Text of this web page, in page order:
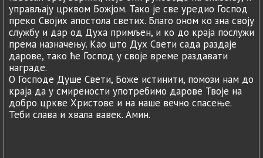
управљају црквом Божјом. Тако је све уредио Господ
преко Својих апостола светих. Благо оном ко зна своју
службу и дар од Духа примљен, и ко до краја послужи
према назначењу. Као што Дух Свети сада раздаје
дарове, тако ће Господ у своје време раздавати
награде.
О Господе Душе Свети, Боже истинити, помози нам до
краја да у смирености употребимо дарове Твоје на
добро цркве Христове и на наше вечно спасење.
Теби слава и хвала вавек. Амин.